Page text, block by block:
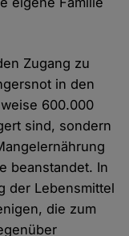
Zugang zu
in den
600.000
sind, sondern
beanstandet. In
der Lebensmittel
die zum